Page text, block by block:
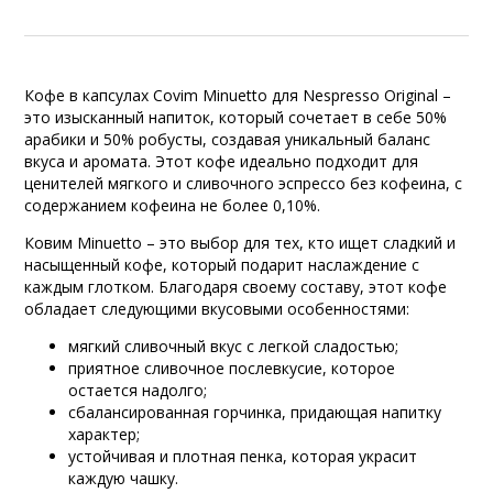
Кофе в капсулах Covim Minuetto для Nespresso Original –
это изысканный напиток, который сочетает в себе 50%
арабики и 50% робусты, создавая уникальный баланс
вкуса и аромата. Этот кофе идеально подходит для
ценителей мягкого и сливочного эспрессо без кофеина, с
содержанием кофеина не более 0,10%.
Ковим Minuetto – это выбор для тех, кто ищет сладкий и
насыщенный кофе, который подарит наслаждение с
каждым глотком. Благодаря своему составу, этот кофе
обладает следующими вкусовыми особенностями:
мягкий сливочный вкус с легкой сладостью;
приятное сливочное послевкусие, которое
остается надолго;
сбалансированная горчинка, придающая напитку
характер;
устойчивая и плотная пенка, которая украсит
каждую чашку.